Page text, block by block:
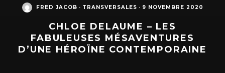
FRED JACOB · TRANSVERSALES · 9 NOVEMBRE 2020
CHLOE DELAUME – LES
FABULEUSES MÉSAVENTURES
D’UNE HÉROÏNE CONTEMPORAINE